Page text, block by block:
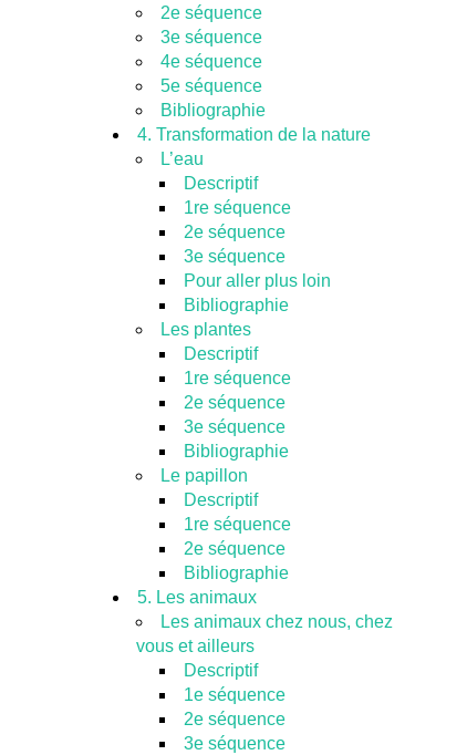
2e séquence
3e séquence
4e séquence
5e séquence
Bibliographie
4. Transformation de la nature
L’eau
Descriptif
1re séquence
2e séquence
3e séquence
Pour aller plus loin
Bibliographie
Les plantes
Descriptif
1re séquence
2e séquence
3e séquence
Bibliographie
Le papillon
Descriptif
1re séquence
2e séquence
Bibliographie
5. Les animaux
Les animaux chez nous, chez
vous et ailleurs
Descriptif
1e séquence
2e séquence
3e séquence